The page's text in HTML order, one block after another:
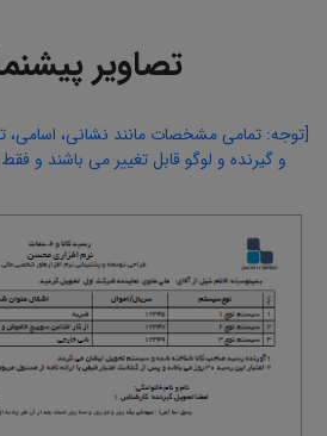
تصاویر
[توجه: تمامی مشخصات مانند نشانی، اسامی،
و گیرنده و لوگو قابل تغییر می باشند و